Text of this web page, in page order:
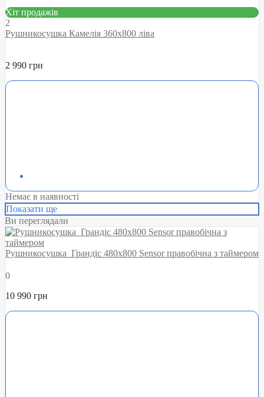
Хіт продажів
2
Рушникосушка Камелія 360х800 ліва
2 990 грн
Немає в наявності
Показати ще
Ви переглядали
Рушникосушка Грандіс 480х800 Sensor правобічна з таймером
0
10 990 грн